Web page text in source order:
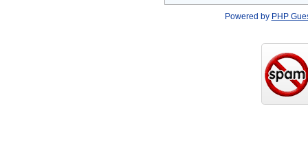
Powered by PHP